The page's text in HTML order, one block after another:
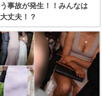
う事故が発生！！みんなは
大丈夫！？